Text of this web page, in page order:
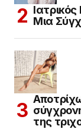
Μια
της